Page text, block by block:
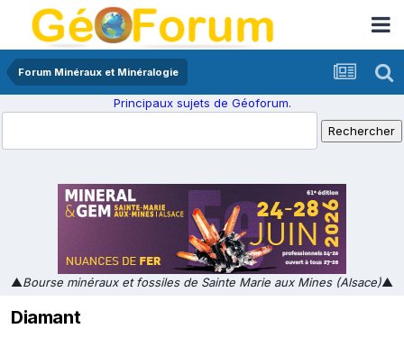
Forum Minéraux et Minéralogie
Principaux sujets de Géoforum.
▲Bourse minéraux et fossiles de Sainte Marie aux Mines (Alsace)▲
Diamant